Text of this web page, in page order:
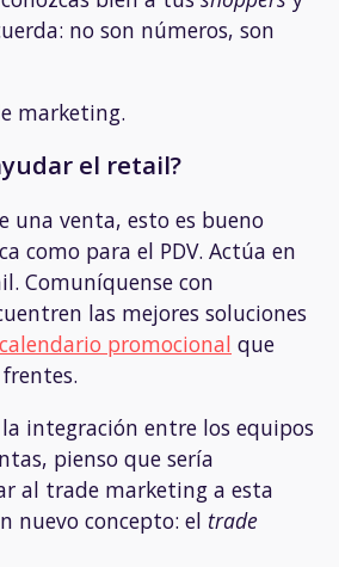
no son números, son
marketing.
el retail?
una venta, esto es bueno
como para el PDV. Actúa en
Comuníquense con
las mejores soluciones
calendario promocional que
integración entre los equipos
pienso que sería
al trade marketing a esta
nuevo concepto: el trade